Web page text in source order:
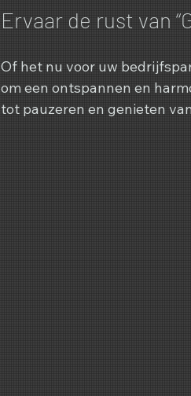
Ervaar de rust van
Of het nu voor uw
om een ​​ontspannen en
tot pauzeren en genieten